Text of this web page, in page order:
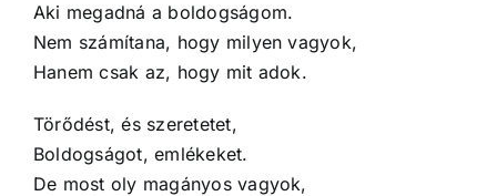
Aki megadná a boldogságom.
Nem számítana, hogy milyen vagyok,
Hanem csak az, hogy mit adok.
Törődést, és szeretetet,
Boldogságot, emlékeket.
De most oly magányos vagyok,